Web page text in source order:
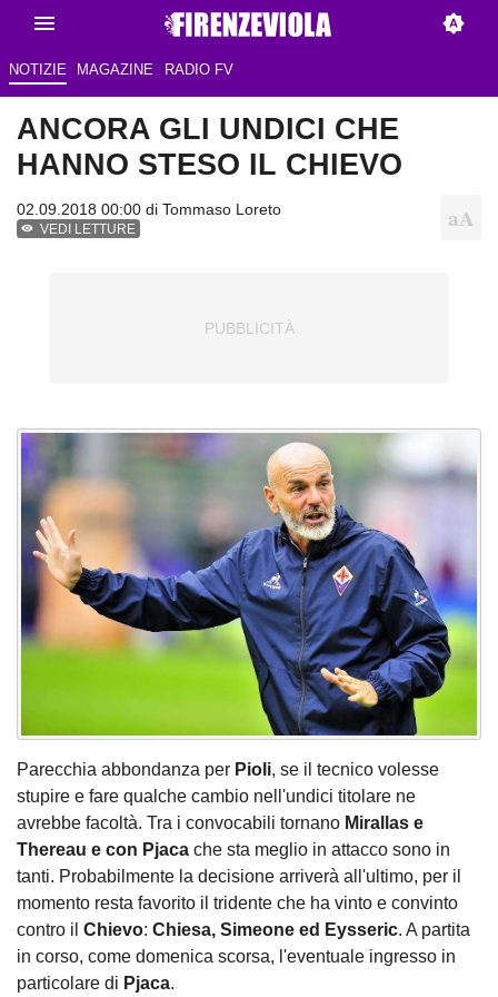
NOTIZIE MAGAZINE RADIO FV
ANCORA GLI UNDICI CHE
HANNO STESO IL CHIEVO
02.09.2018 00:00 di Tommaso Loreto
VEDI LETTURE
Parecchia abbondanza per Pioli, se il tecnico volesse
stupire e fare qualche cambio nell'undici titolare ne
avrebbe facoltà. Tra i convocabili tornano Mirallas e
Thereau e con Pjaca che sta meglio in attacco sono in
tanti. Probabilmente la decisione arriverà all'ultimo, per il
momento resta favorito il tridente che ha vinto e convinto
contro il Chievo: Chiesa, Simeone ed Eysseric. A partita
in corso, come domenica scorsa, l'eventuale ingresso in
particolare di Pjaca.